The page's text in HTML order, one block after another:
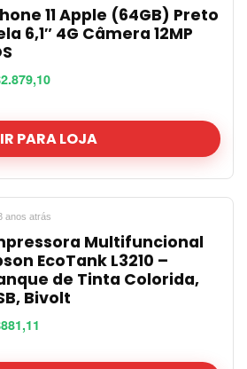
e Saúde
11 Apple (64GB) Preto
6,1″ 4G Câmera 12MP
IR PARA LOJA
anos atrás
Multifuncional
EcoTank L3210 –
de Tinta Colorida,
Bivolt